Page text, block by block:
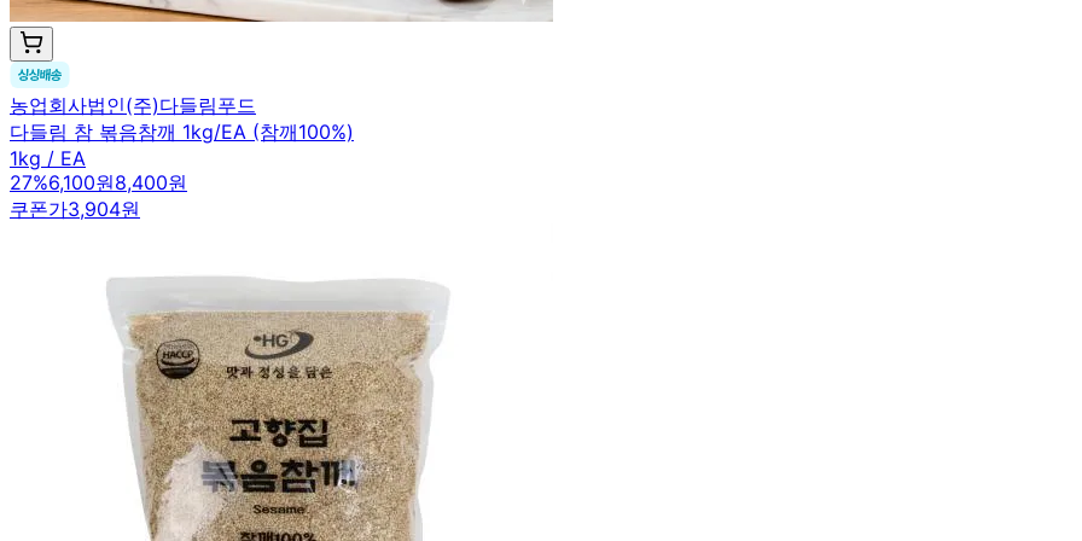
농업회사법인(주)다들림푸드
다들림 참 볶음참깨 1kg/EA (참깨100%)
1kg / EA
27%6,100원8,400원
쿠폰가3,904원